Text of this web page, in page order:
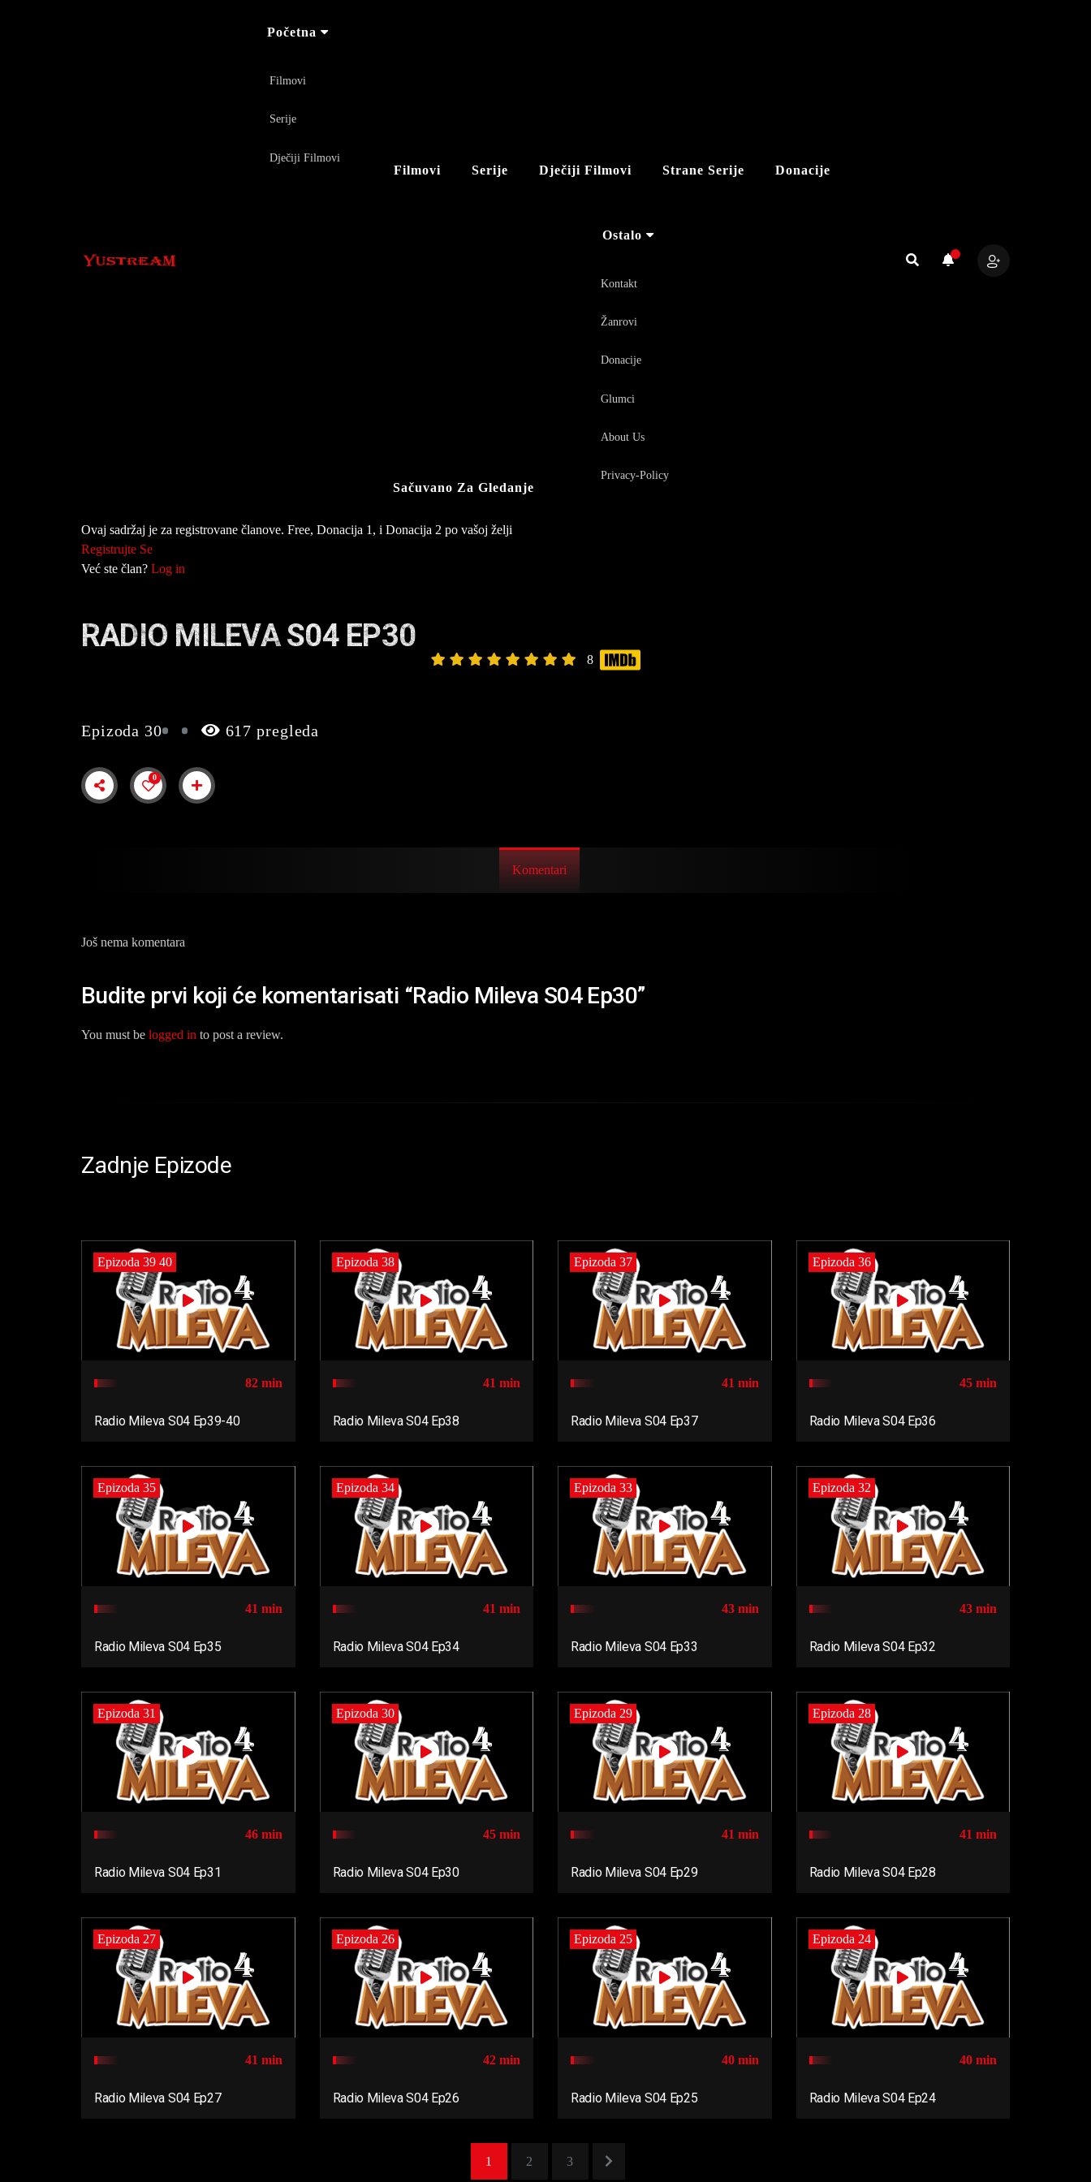
Početna
Filmovi
Serije
Dječiji Filmovi
Filmovi Serije Dječiji Filmovi Strane Serije Donacije
Sačuvano Za Gledanje
Ostalo
Kontakt
Žanrovi
Donacije
Glumci
About Us
Privacy-Policy
Ovaj sadržaj je za registrovane članove. Free, Donacija 1, i Donacija 2 po vašoj želji
Registrujte Se
Već ste član? Log in
RADIO MILEVA S04 EP30
8
Epizoda 30 617 pregleda
0
Komentari
Još nema komentara
Budite prvi koji će komentarisati “Radio Mileva S04 Ep30”
You must be logged in to post a review.
Zadnje Epizode
Epizoda 39 40
82 min
Radio Mileva S04 Ep39-40
Epizoda 38
41 min
Radio Mileva S04 Ep38
Epizoda 37
41 min
Radio Mileva S04 Ep37
Epizoda 36
45 min
Radio Mileva S04 Ep36
Epizoda 35
41 min
Radio Mileva S04 Ep35
Epizoda 34
41 min
Radio Mileva S04 Ep34
Epizoda 33
43 min
Radio Mileva S04 Ep33
Epizoda 32
43 min
Radio Mileva S04 Ep32
Epizoda 31
46 min
Radio Mileva S04 Ep31
Epizoda 30
45 min
Radio Mileva S04 Ep30
Epizoda 29
41 min
Radio Mileva S04 Ep29
Epizoda 28
41 min
Radio Mileva S04 Ep28
Epizoda 27
41 min
Radio Mileva S04 Ep27
Epizoda 26
42 min
Radio Mileva S04 Ep26
Epizoda 25
40 min
Radio Mileva S04 Ep25
Epizoda 24
40 min
Radio Mileva S04 Ep24
1 2 3